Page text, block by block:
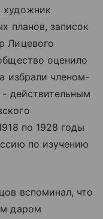
художник
планов, записок
Лицевого
оценило
избрали членом-
- действительным
по 1928 годы
по изучению
вспоминал, что
даром